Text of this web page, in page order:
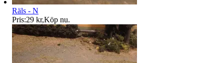
Räls - N
Pris:29 kr,Köp nu.